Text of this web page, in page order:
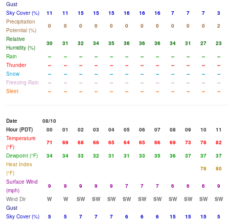
Gust
Sky Cover (%)
11 11 15 15 15 16 16 16 7 7 7
3
Precipitation
Potential (%)
0 0 0 0 0 0 0 0 0 0 0
2
Relative
Humidity (%)
30 31 32 34 35 36 36 36 34 31 27
23
Rain
-- -- -- -- -- -- -- -- -- -- --
--
Thunder
-- -- -- -- -- -- -- -- -- -- --
--
Snow
-- -- -- -- -- -- -- -- -- -- --
--
Freezing Rain
-- -- -- -- -- -- -- -- -- -- --
--
Sleet
-- -- -- -- -- -- -- -- -- -- -- --
Date
08/10
Hour (PDT)
00 01 02 03 04 05 06 07 08 09 10
11
Temperature
(°F)
71 69 68 66 65 64 65 66 69 73 78
82
Dewpoint (°F)
34 34 33 32 31 31 33 35 36 37 37
37
Heat Index
(°F)
78
80
Surface Wind
(mph)
9 9 9 9 9 7 7 7 6 6 6
9
Wind Dir
W W SW SW SW SW SW SW SW SW SW
SW
Gust
Sky Cover (%)
5 5 7 7 7 6 6 6 15 15 15
5